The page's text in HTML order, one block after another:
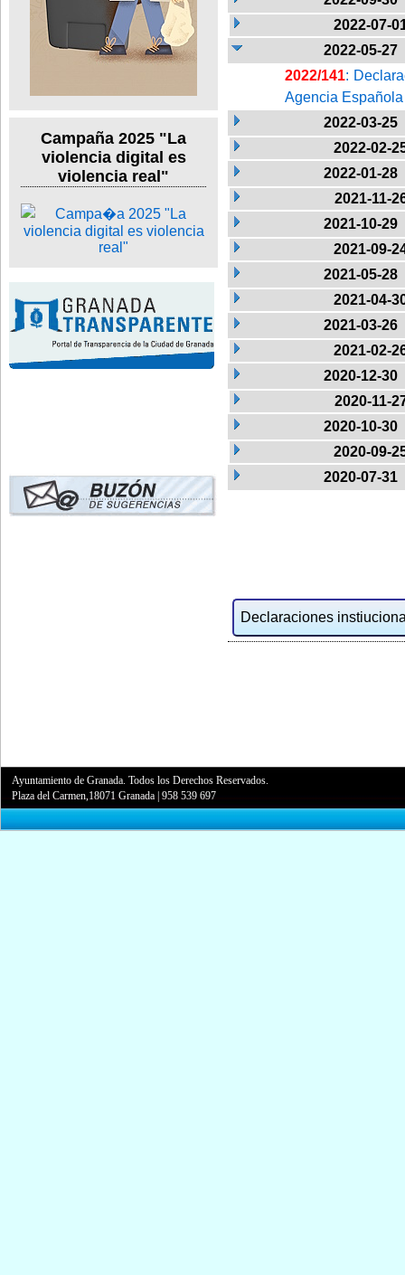
Campaña 2025 "La
violencia digital es
violencia real"
2022-07-
2022-05-27
2022/141:
Agencia
2022-03-25
2022-02-
2022-01-28
2021-11-
2021-10-29
2021-09-
2021-05-28
2021-04-
2021-03-26
2021-02-
2020-12-30
2020-11-
2020-10-30
2020-09-
2020-07-31
Declaraciones
Ayuntamiento de Granada. Todos los Derechos Reservados.
Plaza del Carmen,18071 Granada |958 539 697